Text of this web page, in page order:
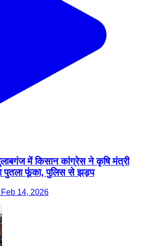
में किसान कांग्रेस ने कृषि मंत्री
पुतला फूंका, पुलिस से झड़प
14, 2026